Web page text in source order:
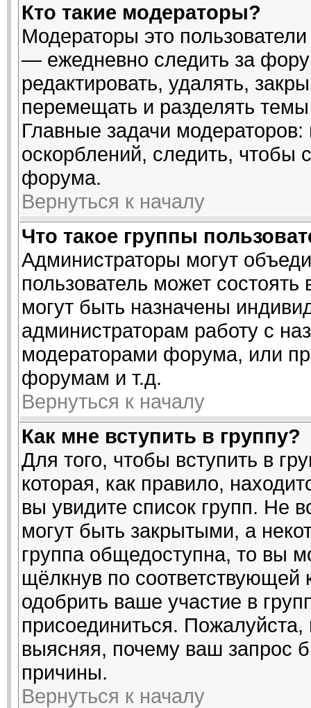
Кто такие модераторы?
Модераторы это
— ежедневно следить за
редактировать, удалять,
перемещать и разделять
Главные задачи
оскорблений, следить, чтобы
форума.
Вернуться к началу
Что такое группы
Администраторы могут
пользователь может состоять
могут быть назначены
администраторам работу с
модераторами форума, или
форумам и т.д.
Вернуться к началу
Как мне вступить в группу?
Для того, чтобы вступить в
которая, как правило,
вы увидите список групп. Не
могут быть закрытыми, а
группа общедоступна, то вы
щёлкнув по соответствующей
одобрить ваше участие в
присоединиться.
выясняя, почему ваш запрос
причины.
Вернуться к началу